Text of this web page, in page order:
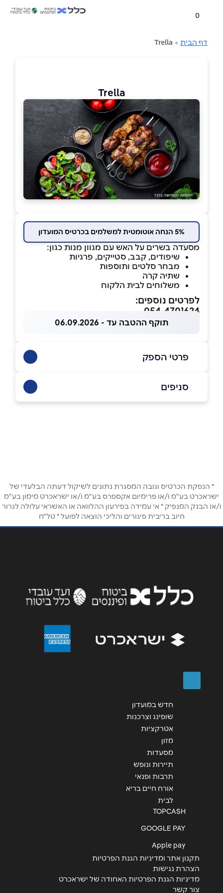
0
דף הבית >
Trella
Trella
5% הנחה אוטומטית למשלמים בכרטיס המועדון
מסעדה בשרים על האש עם מגוון מנות כגון:
שיפודים, קבב, סטייקים, פרגיות
מבחר סלטים ותוספות
שתיה קרה
משלוחים לבית הלקוח
לפרטים נוספים:
054-4701624
תוקף ההטבה עד - 06.09.2026
פרטי הספק
אימייל*
שליחה
סניפים
* הנפקת הכרטיס וגובה המסגרת נתונים לשיקול דעתה הבלעדי של
ישראכרט בע"מ ו/או פרימיום אקספרס בע"מ ו/או ישראכרט מימון בע"מ
ו/או הבנק המנפיק * אי עמידה בפירעון ההלוואה או האשראי עלולה לגרור
חיוב בריבית פיגורים והליכי הוצאה לפועל * טל"ח
חדש במועדון
שופינג וצרכנות
אטרקציות
מזון
מסעדות
תיירות ונופש
תרבות ופנאי
אורח חיים בריא
לבית
TOPCASH
GOOGLE PAY
Apple pay
תקנון אתר ומדיניות הגנת הפרטיות
הצהרת נגישות
מדיניות הגנת הפרטיות האחודה של ישראכרט
צור קשר